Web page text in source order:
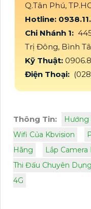
Q.Tân Phú,
Hotline:
Chi Nhánh 1:
Trị Đông, Bình
Kỹ Thuật:
Điện Thoại:
Thông Tin:
Hướng
Wifi Của Kbvision
Hãng
Lắp Camera
Thi Đấu Chuyên Dụng
4G